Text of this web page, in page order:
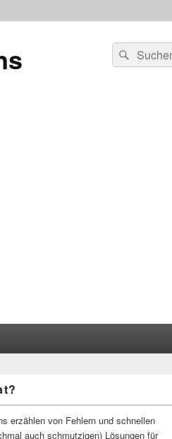
Suchen
nach:
Suchen
erzählen von Fehlern und schnellen
auch schmutzigen) Lösungen für